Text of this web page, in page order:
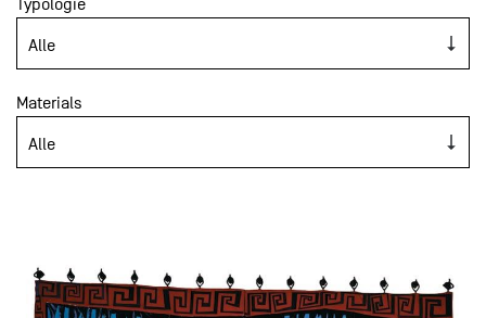
Typologie
Materials